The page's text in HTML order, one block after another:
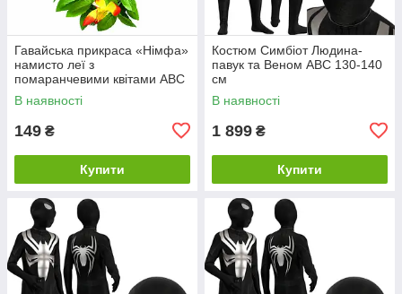
Гавайська прикраса «Німфа»
намисто леї з
помаранчевими квітами ABC
В наявності
149 ₴
Купити
Костюм Симбіот Людина-
павук та Веном ABC 130-140
см
В наявності
1 899 ₴
Купити